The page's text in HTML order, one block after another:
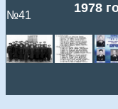
№41
1978